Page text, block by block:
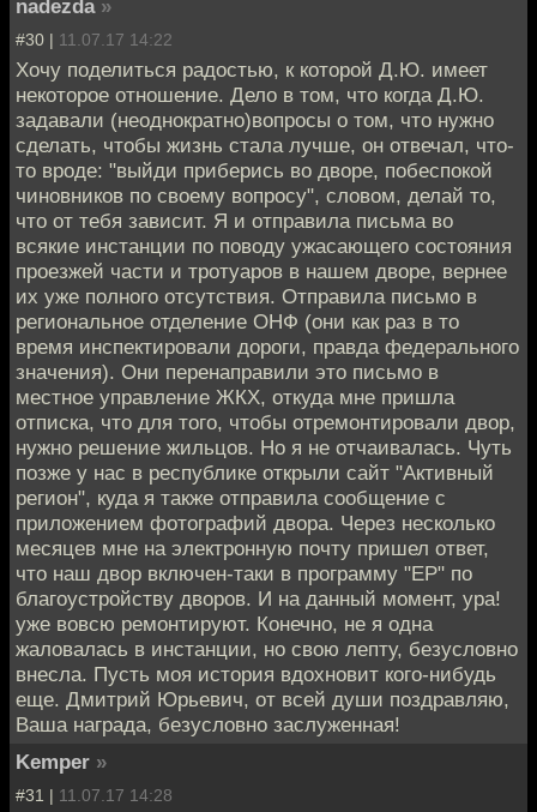
nadezda »
#30 | 11.07.17 14:22
Хочу поделиться радостью, к которой Д.Ю. имеет
некоторое отношение. Дело в том, что когда Д.Ю.
задавали (неоднократно)вопросы о том, что нужно
сделать, чтобы жизнь стала лучше, он отвечал, что-
то вроде: "выйди приберись во дворе, побеспокой
чиновников по своему вопросу", словом, делай то,
что от тебя зависит. Я и отправила письма во
всякие инстанции по поводу ужасающего состояния
проезжей части и тротуаров в нашем дворе, вернее
их уже полного отсутствия. Отправила письмо в
региональное отделение ОНФ (они как раз в то
время инспектировали дороги, правда федерального
значения). Они перенаправили это письмо в
местное управление ЖКХ, откуда мне пришла
отписка, что для того, чтобы отремонтировали двор,
нужно решение жильцов. Но я не отчаивалась. Чуть
позже у нас в республике открыли сайт "Активный
регион", куда я также отправила сообщение с
приложением фотографий двора. Через несколько
месяцев мне на электронную почту пришел ответ,
что наш двор включен-таки в программу "ЕР" по
благоустройству дворов. И на данный момент, ура!
уже вовсю ремонтируют. Конечно, не я одна
жаловалась в инстанции, но свою лепту, безусловно
внесла. Пусть моя история вдохновит кого-нибудь
еще. Дмитрий Юрьевич, от всей души поздравляю,
Ваша награда, безусловно заслуженная!
Kemper »
#31 | 11.07.17 14:28